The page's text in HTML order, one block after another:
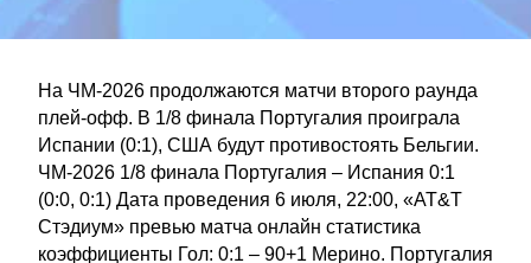
На ЧМ-2026 продолжаются матчи второго раунда
плей-офф. В 1/8 финала Португалия проиграла
Испании (0:1), США будут противостоять Бельгии.
ЧМ-2026 1/8 финала Португалия – Испания 0:1
(0:0, 0:1) Дата проведения 6 июля, 22:00, «AT&T
Стэдиум» превью матча онлайн статистика
коэффициенты Гол: 0:1 – 90+1 Мерино. Португалия
Контакт»